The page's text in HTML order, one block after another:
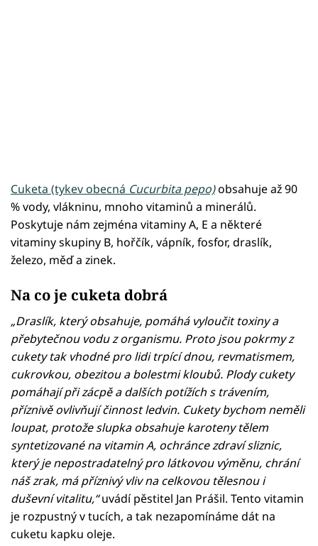
Cuketa (tykev obecná Cucurbita pepo)obsahuje až 90
% vody, vlákninu, mnoho vitaminů a minerálů.
Poskytuje nám zejména vitaminy A, E a některé
vitaminy skupiny B, hořčík, vápník, fosfor, draslík,
železo, měď a zinek.
Na co je cuketa dobrá
„Draslík, který obsahuje, pomáhá vyloučit toxiny a
přebytečnou vodu z organismu. Proto jsou pokrmy z
cukety tak vhodné pro lidi trpící dnou, revmatismem,
cukrovkou, obezitou a bolestmi kloubů. Plody cukety
pomáhají při zácpě a dalších potížích s trávením,
příznivě ovlivňují činnost ledvin. Cukety bychom neměli
loupat, protože slupka obsahuje karoteny tělem
syntetizované na vitamin A, ochránce zdraví sliznic,
který je nepostradatelný pro látkovou výměnu, chrání
náš zrak, má příznivý vliv na celkovou tělesnou i
duševní vitalitu,“uvádí pěstitel Jan Prášil. Tento vitamin
je rozpustný v tucích, a tak nezapomínáme dát na
cuketu kapku oleje.